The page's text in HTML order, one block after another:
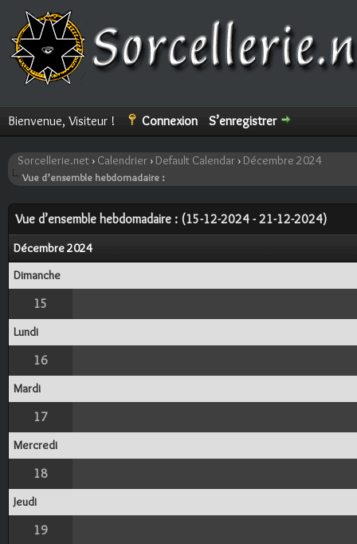
Bienvenue, Visiteur ! Connexion S’enregistrer
Sorcellerie.net › Calendrier ›Default Calendar ›Décembre 2024
Vue d’ensemble hebdomadaire :
Vue d’ensemble hebdomadaire : (15-12-2024 - 21-12-2024)
Décembre 2024
Dimanche
15
Lundi
16
Mardi
17
Mercredi
18
Jeudi
19